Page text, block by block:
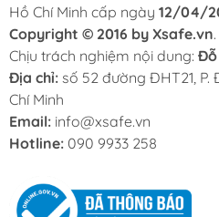
Hồ Chí Minh cấp ngày 12/04/
Copyright © 2016 by Xsafe.vn
Chịu trách nghiệm nội dung: Đỗ
Địa chỉ: số 52 đường ĐHT21,
Chí Minh
Email: info@xsafe.vn
Hotline: 090 9933 258